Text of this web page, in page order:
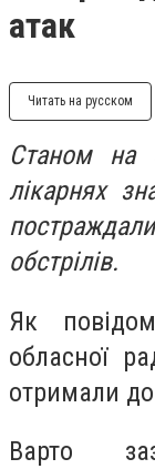
атак
Читать на русском
Станом на
лікарнях
обстрілів.
Як
обласної
отримали
Варто